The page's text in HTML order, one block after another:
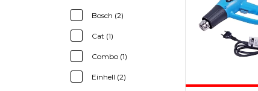
Bosch (2)
Cat (1)
Combo (1)
Einhell (2)